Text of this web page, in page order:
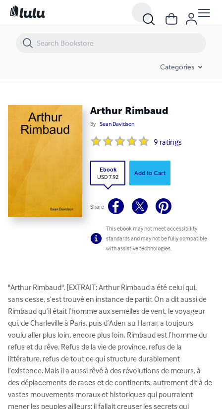
Categories
Arthur Rimbaud
By Sean Davidson
9 ratings
Ebook
USD 7.92
Add to Cart
Share
This ebook may not meet accessibility
standards and may not be fully compatible
with assistive technologies.
"Arthur Rimbaud". [EXTRAIT: Arthur Rimbaud a été celui qui,
sans cesse, s’est trouvé en instance de partir. On a dit aussi de
Rimbaud qu’il était l’homme aux semelles de vent, le voyageur
qui, de Charleville à Paris, puis d’Aden au Harrar, a toujours
voulu aller plus loin, encore plus loin. Rimbaud est l’homme du
refus et du rêve. Refus de la vie de province, refus de la
littérature, refus de tout ce qui structure durablement
l’existence. Mais il a aussi rêvé à des révolutions de mœurs, à
des déplacements de races et de continents, autrement dit à de
vastes mouvements moraux et historiques qui pourraient
mener les peuples ailleurs: il fallait creuser les secrets qui
Arthur Rimbaud